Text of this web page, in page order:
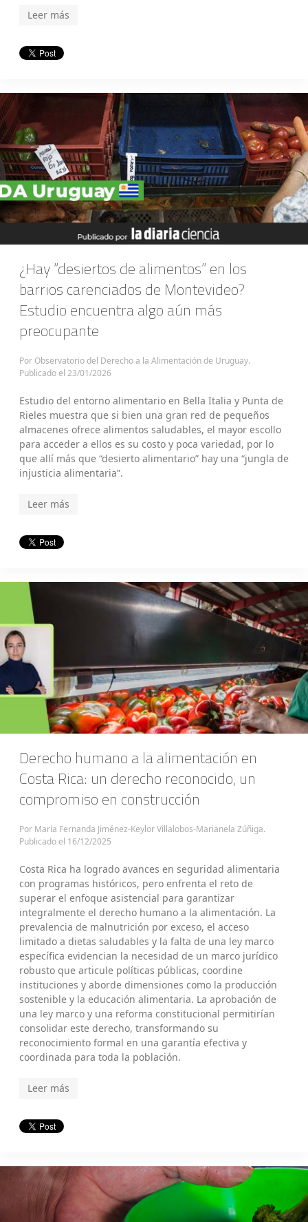
Leer más
¿Hay “desiertos de alimentos” en los
barrios carenciados de Montevideo?
Estudio encuentra algo aún más
preocupante
Por Observatorio del Derecho a la Alimentación de Uruguay.
Publicado el 23/01/2026
Estudio del entorno alimentario en Bella Italia y Punta de
Rieles muestra que si bien una gran red de pequeños
almacenes ofrece alimentos saludables, el mayor escollo
para acceder a ellos es su costo y poca variedad, por lo
que allí más que “desierto alimentario” hay una “jungla de
injusticia alimentaria”.
Leer más
Derecho humano a la alimentación en
Costa Rica: un derecho reconocido, un
compromiso en construcción
Por María Fernanda Jiménez-Keylor Villalobos-Marianela Zúñiga.
Publicado el 16/12/2025
Costa Rica ha logrado avances en seguridad alimentaria
con programas históricos, pero enfrenta el reto de
superar el enfoque asistencial para garantizar
integralmente el derecho humano a la alimentación. La
prevalencia de malnutrición por exceso, el acceso
limitado a dietas saludables y la falta de una ley marco
específica evidencian la necesidad de un marco jurídico
robusto que articule políticas públicas, coordine
instituciones y aborde dimensiones como la producción
sostenible y la educación alimentaria. La aprobación de
una ley marco y una reforma constitucional permitirían
consolidar este derecho, transformando su
reconocimiento formal en una garantía efectiva y
coordinada para toda la población.
Leer más